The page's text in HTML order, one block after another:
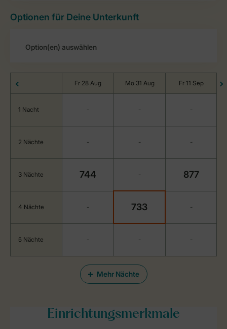
Optionen für Deine Unterkunft
Mehr Nächte
Fr 28 Aug Mo 31 Aug Fr 11 Sep
1 Nacht - - -
2 Nächte - - -
3 Nächte 744 - 877
4 Nächte - 733 -
5 Nächte - - -
Einrichtungsmerkmale